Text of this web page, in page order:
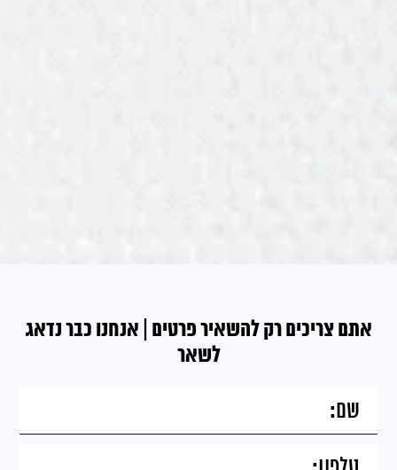
אתם צריכים רק להשאיר פרטים | אנחנו כבר נדאג
לשאר